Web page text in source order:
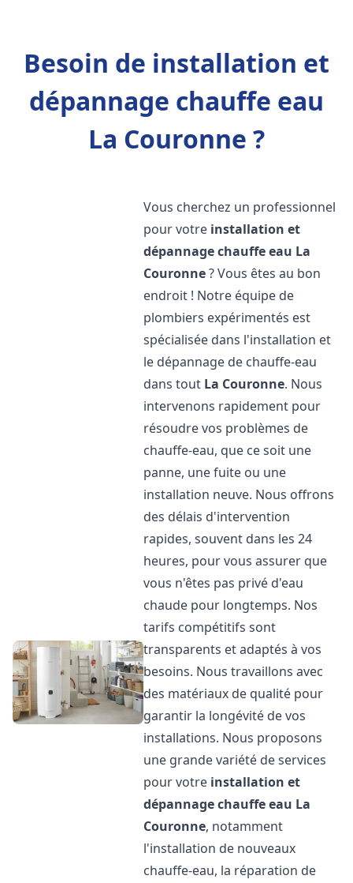
Besoin de installation et
dépannage chauffe eau
La Couronne ?
Vous cherchez un professionnel
pour votre installation et
dépannage chauffe eau La
Couronne? Vous êtes au bon
endroit ! Notre équipe de
plombiers expérimentés est
spécialisée dans l'installation et
le dépannage de chauffe-eau
dans tout La Couronne. Nous
intervenons rapidement pour
résoudre vos problèmes de
chauffe-eau, que ce soit une
panne, une fuite ou une
installation neuve. Nous offrons
des délais d'intervention
rapides, souvent dans les 24
heures, pour vous assurer que
vous n'êtes pas privé d'eau
chaude pour longtemps. Nos
tarifs compétitifs sont
transparents et adaptés à vos
besoins. Nous travaillons avec
des matériaux de qualité pour
garantir la longévité de vos
installations. Nous proposons
une grande variété de services
pour votre installation et
dépannage chauffe eau La
Couronne, notamment
l'installation de nouveaux
chauffe-eau, la réparation de